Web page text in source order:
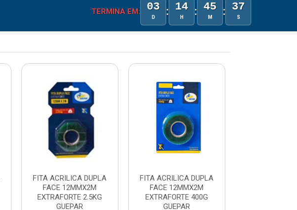
TERMINA EM: 03
D : 14
H : 45
M : 37
S
FITA ACRILICA DUPLA
FACE 12MMX2M
EXTRAFORTE 2.5KG
GUEPAR
FITA ACRILICA DUPLA
FACE 12MMX2M
EXTRAFORTE 400G
GUEPAR